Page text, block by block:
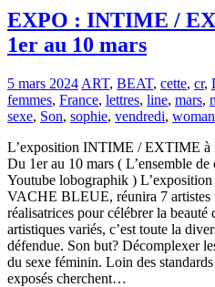
EXPO : INTIME /
1er au 10 mars
5 mars 2024 ART, BEAT, cette, cr,
femmes, France, lettres, line, mars,
sexe, Son, sophie, vendredi, woman
L’exposition INTIME / EXTIME
Du 1er au 10 mars ( L’ensemble
Youtube lobographik )
VACHE BLEUE, réunira 7 artistes
réalisatrices pour célébrer la
artistiques variés, c’est toute la
défendue. Son but? Décomplexer
du sexe féminin. Loin des
exposés cherchent…